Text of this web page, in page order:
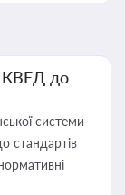
КВЕД до
системи
стандартів